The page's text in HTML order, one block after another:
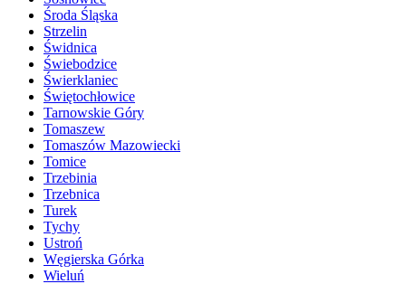
Środa Śląska
Strzelin
Świdnica
Świebodzice
Świerklaniec
Świętochłowice
Tarnowskie Góry
Tomaszew
Tomaszów Mazowiecki
Tomice
Trzebinia
Trzebnica
Turek
Tychy
Ustroń
Węgierska Górka
Wieluń